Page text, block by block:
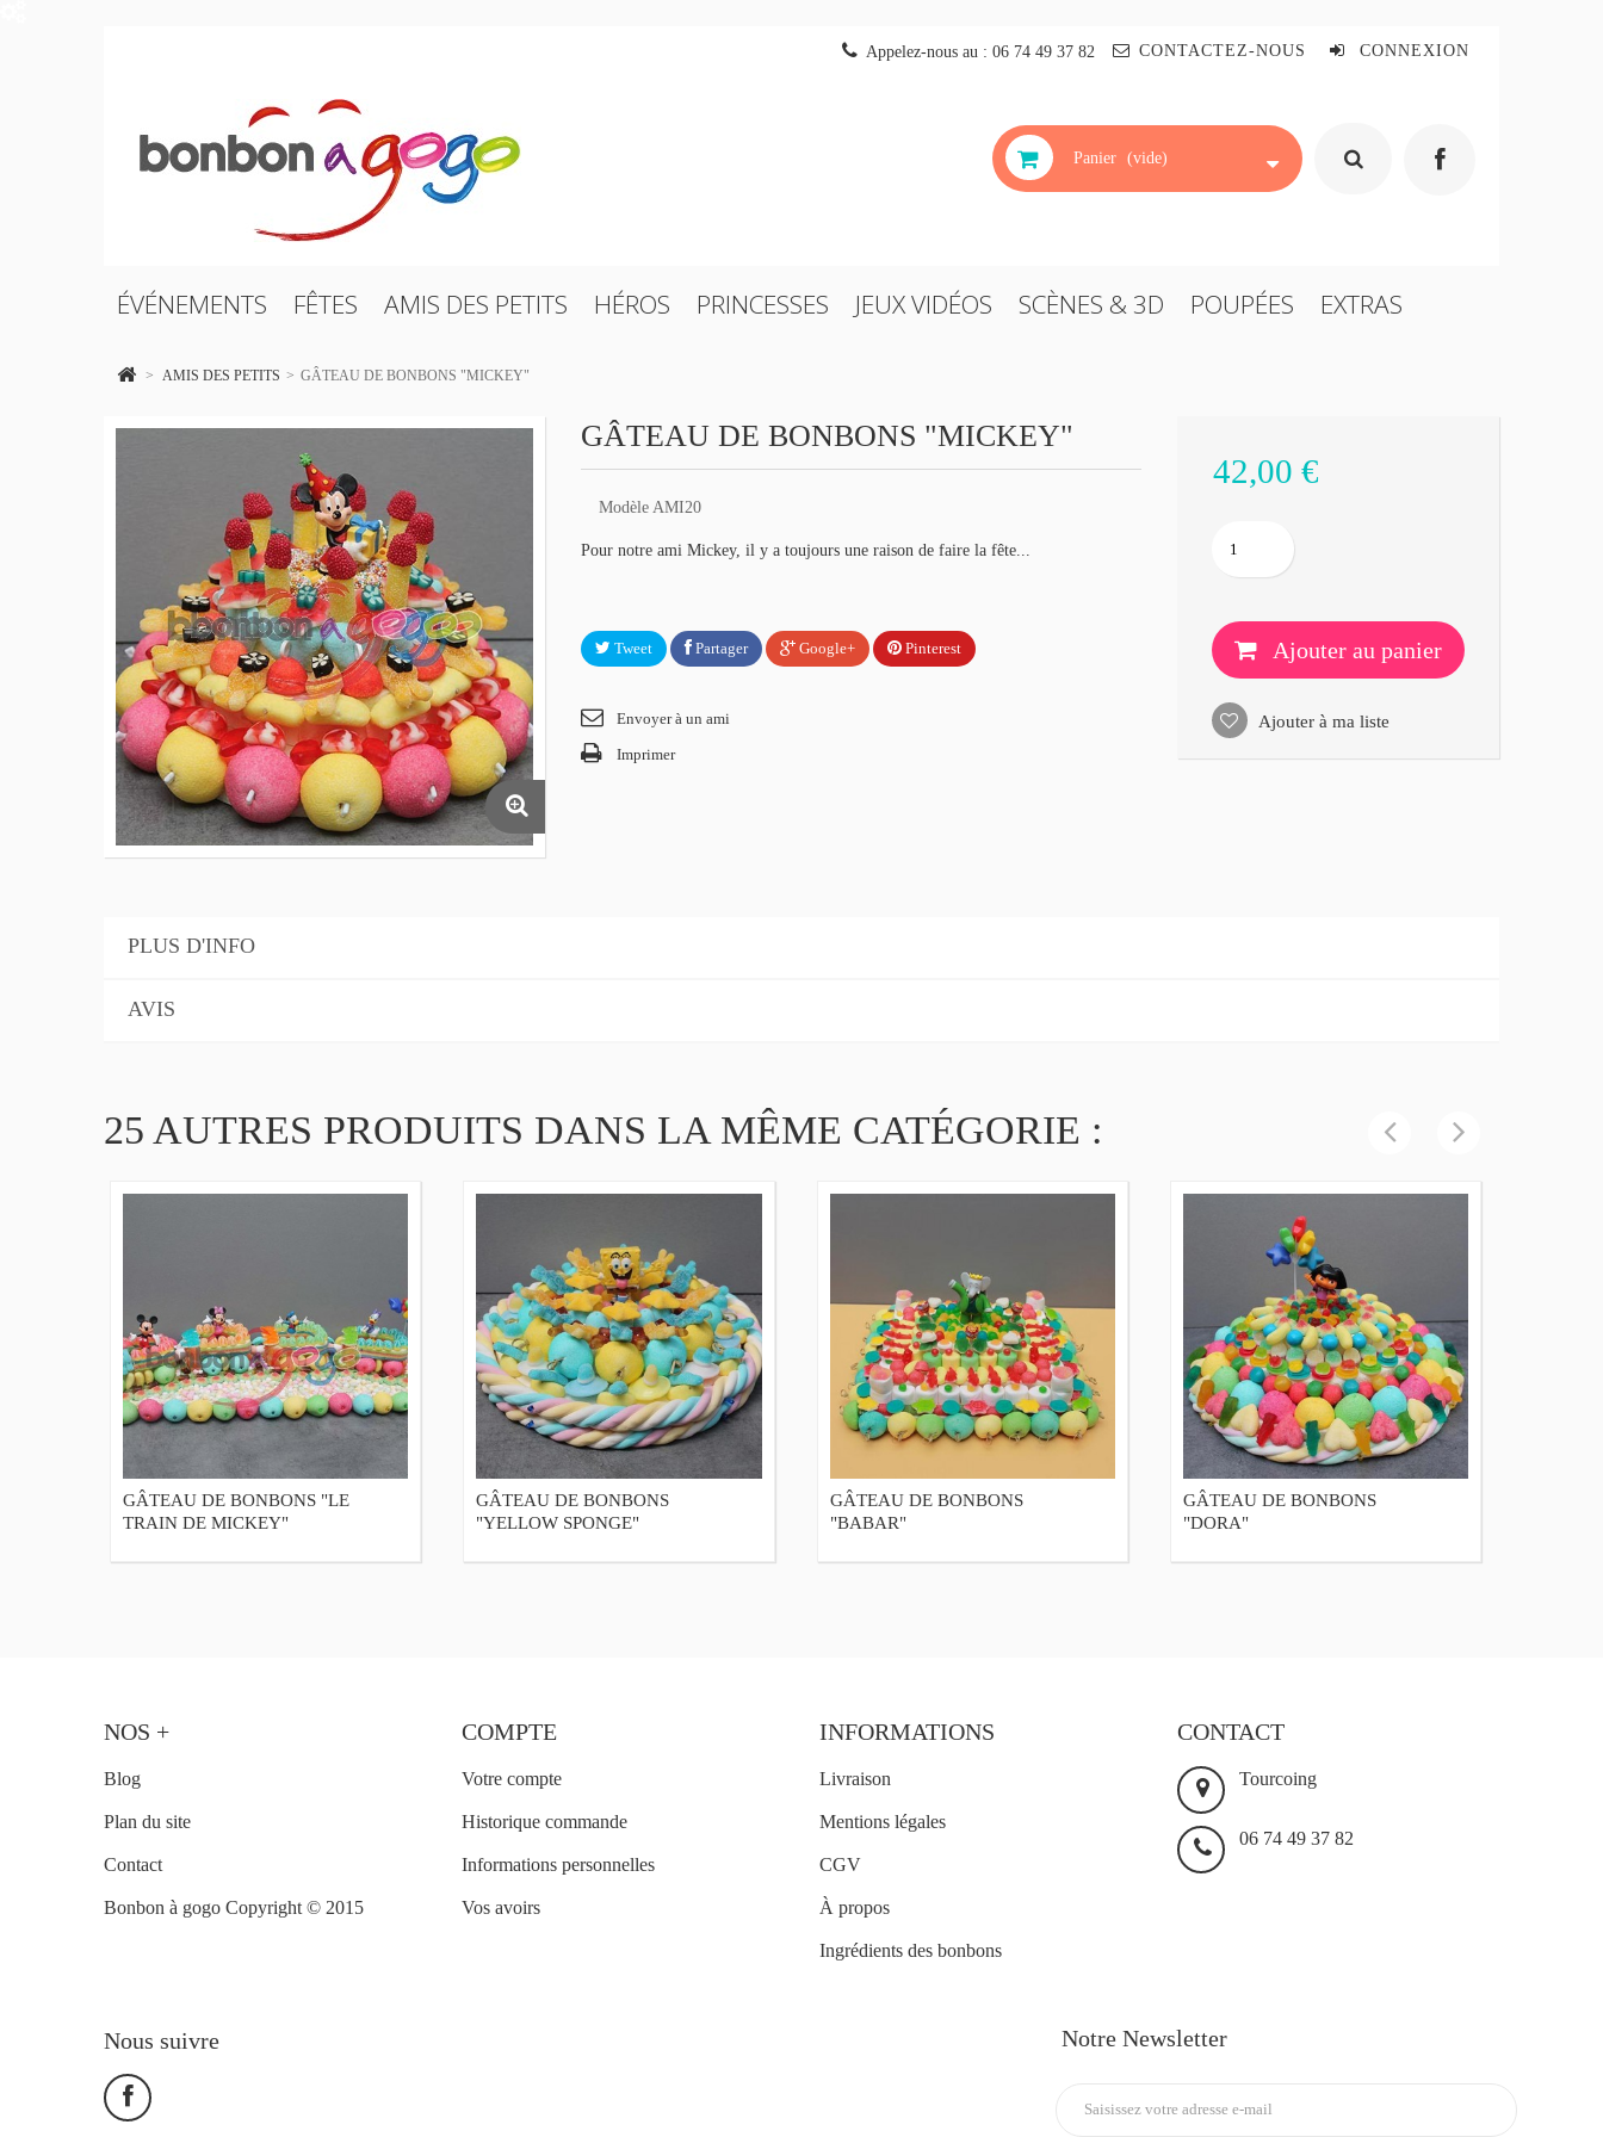
CONNEXION
CONTACTEZ-NOUS
Appelez-nous au : 06 74 49 37 82
Panier (vide)
ÉVÉNEMENTS FÊTES AMIS DES PETITS HÉROS PRINCESSES JEUX VIDÉOS SCÈNES & 3D POUPÉES EXTRAS
> AMIS DES PETITS > GÂTEAU DE BONBONS "MICKEY"
GÂTEAU DE BONBONS "MICKEY"
Modèle AMI20
Pour notre ami Mickey, il y a toujours une raison de faire la fête...
Tweet Partager Google+ Pinterest
Envoyer à un ami
Imprimer
42,00 €
Ajouter au panier
Ajouter à ma liste
PLUS D'INFO
AVIS
25 AUTRES PRODUITS DANS LA MÊME CATÉGORIE :
GÂTEAU DE BONBONS "LE
TRAIN DE MICKEY"
GÂTEAU DE BONBONS
"YELLOW SPONGE"
GÂTEAU DE BONBONS
"BABAR"
GÂTEAU DE BONBONS
"DORA"
NOS +
Blog
Plan du site
Contact
Bonbon à gogo Copyright © 2015
COMPTE
Votre compte
Historique commande
Informations personnelles
Vos avoirs
INFORMATIONS
Livraison
Mentions légales
CGV
À propos
Ingrédients des bonbons
CONTACT
Tourcoing
06 74 49 37 82
Notre Newsletter
Nous suivre